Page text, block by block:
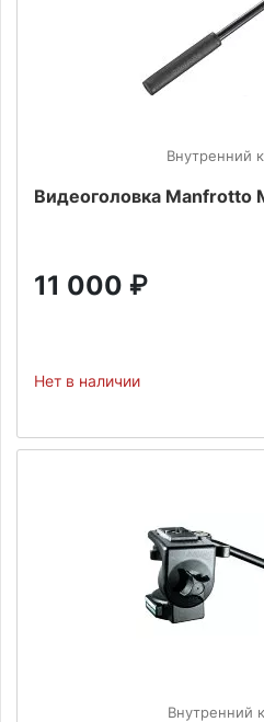
Внутренний
Видеоголовка Manfrotto
11 000 ₽
Нет в наличии
Внутренний